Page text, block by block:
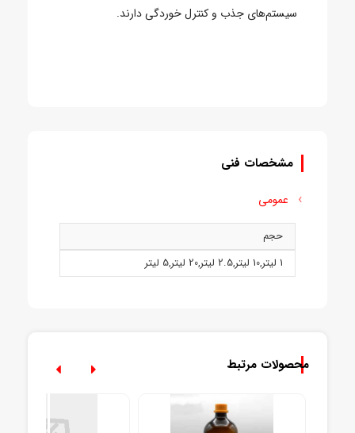
سیستم‌های جذب و کنترل خوردگی دارند.
مشخصات فنی
عمومی
حجم
1 ليتر
,10 ليتر ,2.5 ليتر ,20 ليتر ,5 ليتر
محصولات مرتبط